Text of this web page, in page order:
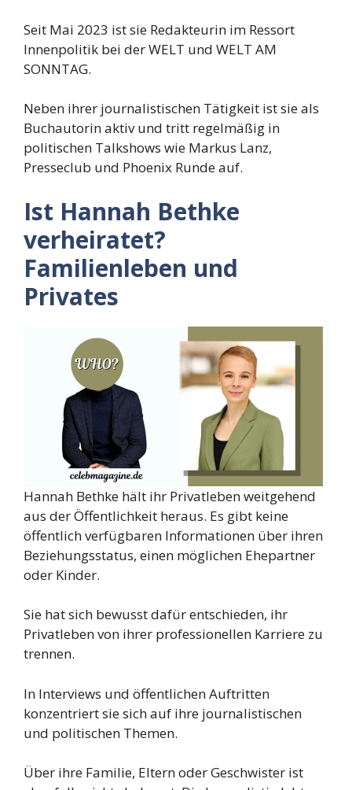
Seit Mai 2023 ist sie Redakteurin im Ressort
Innenpolitik bei der WELT und WELT AM
SONNTAG.
Neben ihrer journalistischen Tätigkeit ist sie als
Buchautorin aktiv und tritt regelmäßig in
politischen Talkshows wie Markus Lanz,
Presseclub und Phoenix Runde auf.
Ist Hannah Bethke
verheiratet?
Familienleben und
Privates
Hannah Bethke hält ihr Privatleben weitgehend
aus der Öffentlichkeit heraus. Es gibt keine
öffentlich verfügbaren Informationen über ihren
Beziehungsstatus, einen möglichen Ehepartner
oder Kinder.
Sie hat sich bewusst dafür entschieden, ihr
Privatleben von ihrer professionellen Karriere zu
trennen.
In Interviews und öffentlichen Auftritten
konzentriert sie sich auf ihre journalistischen
und politischen Themen.
Über ihre Familie, Eltern oder Geschwister ist